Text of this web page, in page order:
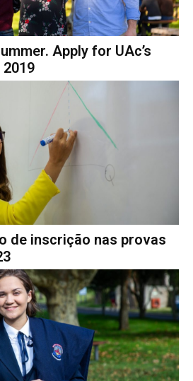
Apply for UAc’s
de inscrição nas provas